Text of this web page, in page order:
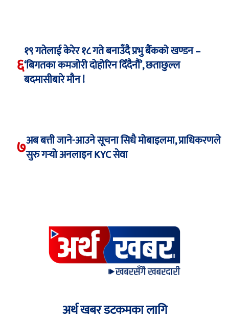
६
१९ गतेलाई केरेर १८ गते बनाउँदै प्रभु बैंकको खण्डन –
‘बिगतका कमजोरी दोहोरिन दिँदैनौं’, छताछुल्ल
बदमासीबारे मौन !
७अब बत्ती जाने-आउने सूचना सिधै मोबाइलमा, प्राधिकरणले
सुरु गर्‍यो अनलाइन KYC सेवा
अर्थ खबर डटकमका लागि